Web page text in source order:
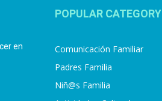
en
POPULAR CATEGORY
Comunicación Familiar
Padres Familia
Niñ@s Familia